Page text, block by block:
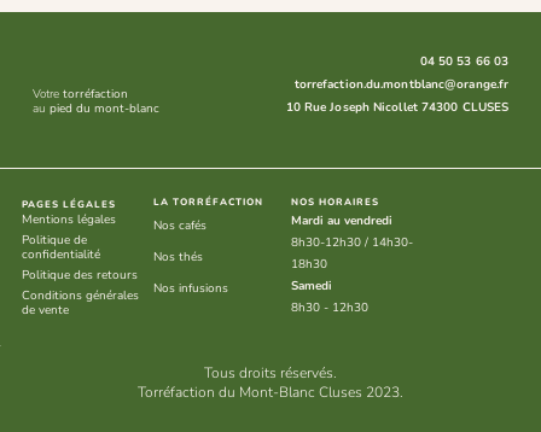
Votre torréfaction
au pied du mont-blanc
04 50 53 66 03
torrefaction.du.montblanc@orange.fr
10 Rue Joseph Nicollet 74300 CLUSES
NOS HORAIRES
Mardi au vendredi
8h30-12h30 / 14h30-
18h30
Samedi
8h30 - 12h30
LA TORRÉFACTION
Nos cafés
Nos thés
Nos infusions
PAGES LÉGALES
Mentions légales
Politique de
confidentialité
Politique des retours
Conditions générales
de vente
Tous droits réservés.
Torréfaction du Mont-Blanc Cluses 2023.